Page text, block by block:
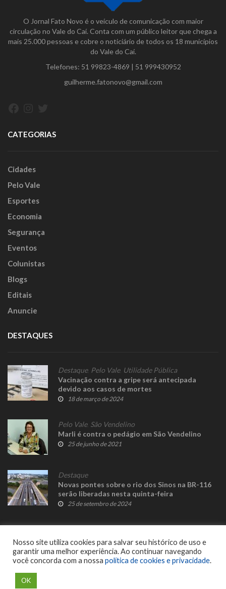
O Jornal Fato Novo é o veículo de comunicação com maior
circulação no Vale do Caí. Conta com um público leitor que chega a
mais 25.000 pessoas e cobre o noticiário de todos os 18 municípios
do Vale do Caí.
Telefones: 51 99823-4869 | 51 999430952
guilherme.fatonovo@gmail.com
CATEGORIAS
Cidades
Pelo Vale
Esportes
Economia
Segurança
Eventos
Colunistas
Blogs
Editais
Anuncie
DESTAQUES
Destaque, Pelo Vale, Utilidade Pública
Vacinação contra a gripe será antecipada
devido aos casos de mortes
18 de março de 2024
Pelo Vale, São Vendelino
Marli é contra o pedágio em São Vendelino
25 de junho de 2021
Destaque
Novas pontes sobre o rio dos Sinos na BR-116
serão liberadas nesta quinta-feira
25 de setembro de 2024
Nosso site utiliza cookies para salvar seu histórico de uso e
garantir uma melhor experiência. Ao continuar navegando
você concorda com a nossa política de cookies e privacidade.
OK